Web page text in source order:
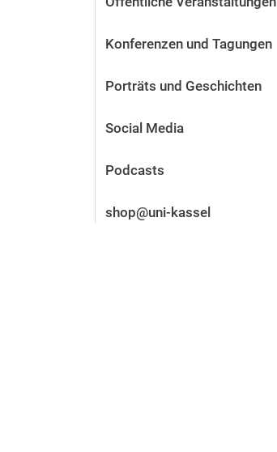
Stellenangebote
Alum­ni und Freunde
Kontakt und Standorte
Konferenzen und Tagungen
Porträts und Geschichten
Social Media
Podcasts
shop@uni-kassel